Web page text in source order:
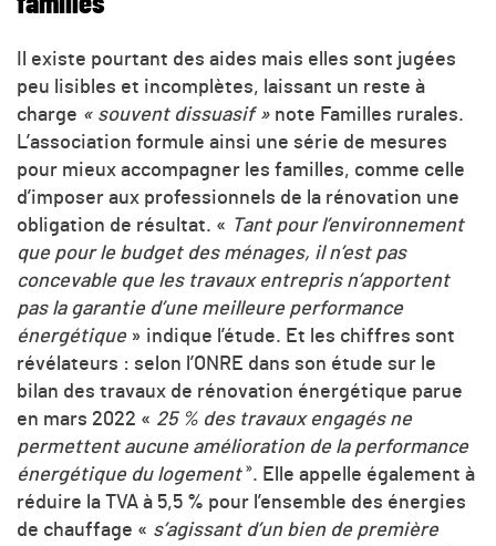
Il existe pourtant des aides mais elles sont jugées
peu lisibles et incomplètes, laissant un reste à
charge « souvent dissuasif » note Familles rurales.
L’association formule ainsi une série de mesures
pour mieux accompagner les familles, comme celle
d’imposer aux professionnels de la rénovation une
obligation de résultat. « Tant pour l’environnement
que pour le budget des ménages, il n’est pas
concevable que les travaux entrepris n’apportent
pas la garantie d’une meilleure performance
énergétique » indique l’étude. Et les chiffres sont
révélateurs : selon l’ONRE dans son étude sur le
bilan des travaux de rénovation énergétique parue
en mars 2022 « 25 % des travaux engagés ne
permettent aucune amélioration de la performance
énergétique du logement ». Elle appelle également à
réduire la TVA à 5,5 % pour l’ensemble des énergies
de chauffage « s’agissant d’un bien de première